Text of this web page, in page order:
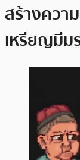
สร้างควา
เหรียญมีม